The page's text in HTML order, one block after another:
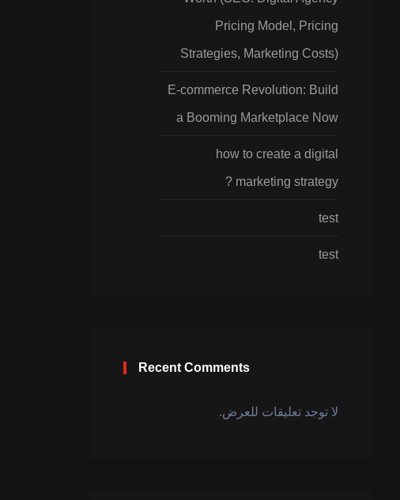
Pricing Model, Pricing
Strategies, Marketing Costs)
E-commerce Revolution: Build
a Booming Marketplace Now
how to create a digital
marketing strategy ?
test
test
Recent Comments
لا توجد تعليقات للعرض.